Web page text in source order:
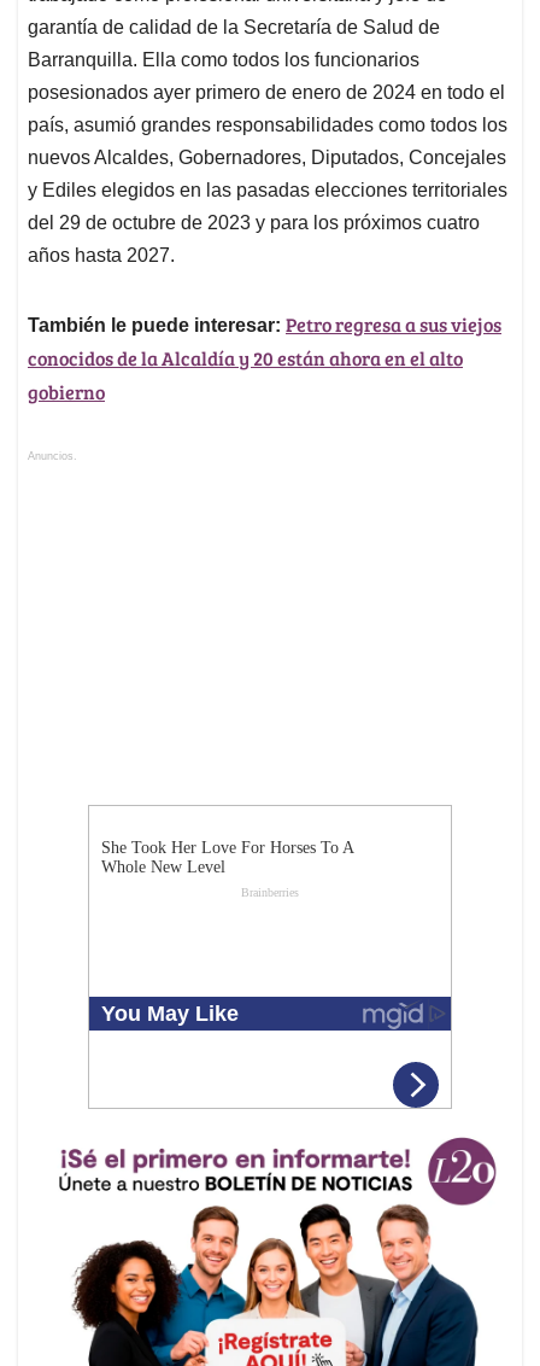
garantía de calidad de la Secretaría de Salud de
Barranquilla. Ella como todos los funcionarios
posesionados ayer primero de enero de 2024 en todo el
país, asumió grandes responsabilidades como todos los
nuevos Alcaldes, Gobernadores, Diputados, Concejales
y Ediles elegidos en las pasadas elecciones territoriales
del 29 de octubre de 2023 y para los próximos cuatro
años hasta 2027.
También le puede interesar: Petro regresa a sus viejos
conocidos de la Alcaldía y 20 están ahora en el alto
gobierno
Anuncios.